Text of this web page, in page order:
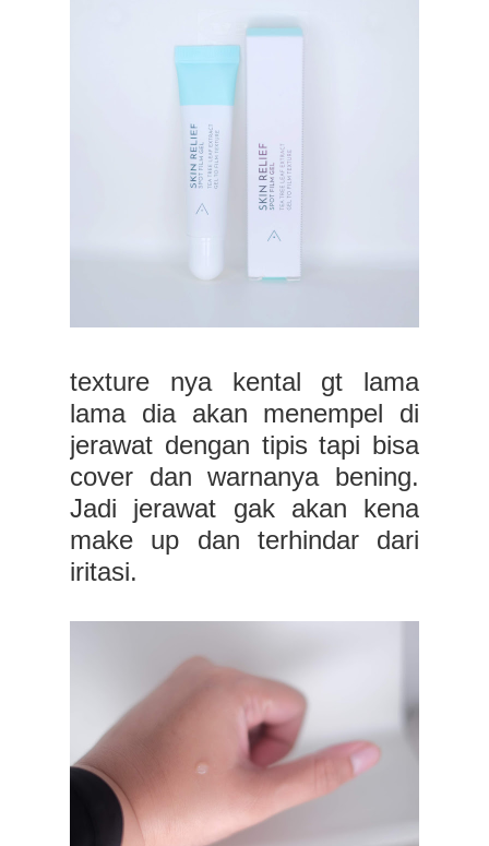
texture nya kental gt lama
lama dia akan menempel di
jerawat dengan tipis tapi bisa
cover dan warnanya bening.
Jadi jerawat gak akan kena
make up dan terhindar dari
iritasi.